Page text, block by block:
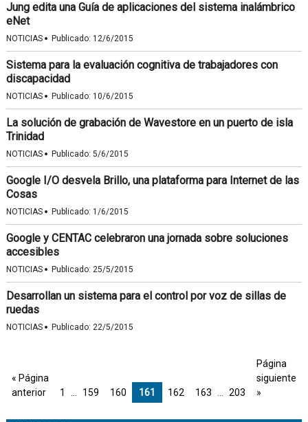
Jung edita una Guía de aplicaciones del sistema inalámbrico
eNet
NOTICIAS · Publicado: 12/6/2015
Sistema para la evaluación cognitiva de trabajadores con
discapacidad
NOTICIAS · Publicado: 10/6/2015
La solución de grabación de Wavestore en un puerto de isla
Trinidad
NOTICIAS · Publicado: 5/6/2015
Google I/O desvela Brillo, una plataforma para Internet de las
Cosas
NOTICIAS · Publicado: 1/6/2015
Google y CENTAC celebraron una jornada sobre soluciones
accesibles
NOTICIAS · Publicado: 25/5/2015
Desarrollan un sistema para el control por voz de sillas de
ruedas
NOTICIAS · Publicado: 22/5/2015
« Página
anterior
1 159 160 161 162 163 203
Página
siguiente
»